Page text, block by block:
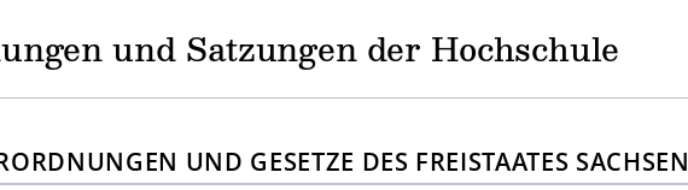
und Satzungen der Hochschule
UND GESETZE DES FREISTAATES SACHSEN